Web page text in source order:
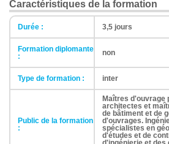
Caractéristiques de la formation
Durée : 3,5 jours
Formation diplomante
:
non
Type de formation : inter
Public de la formation
:
Maîtres d'ouvrage
architectes et
de bâtiment et de
d'ouvrages.
spécialistes en
d'études et de